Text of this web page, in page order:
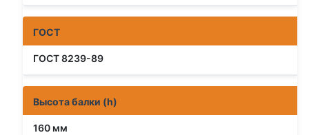
ГОСТ
ГОСТ 8239-89
Высота балки (h)
160 мм